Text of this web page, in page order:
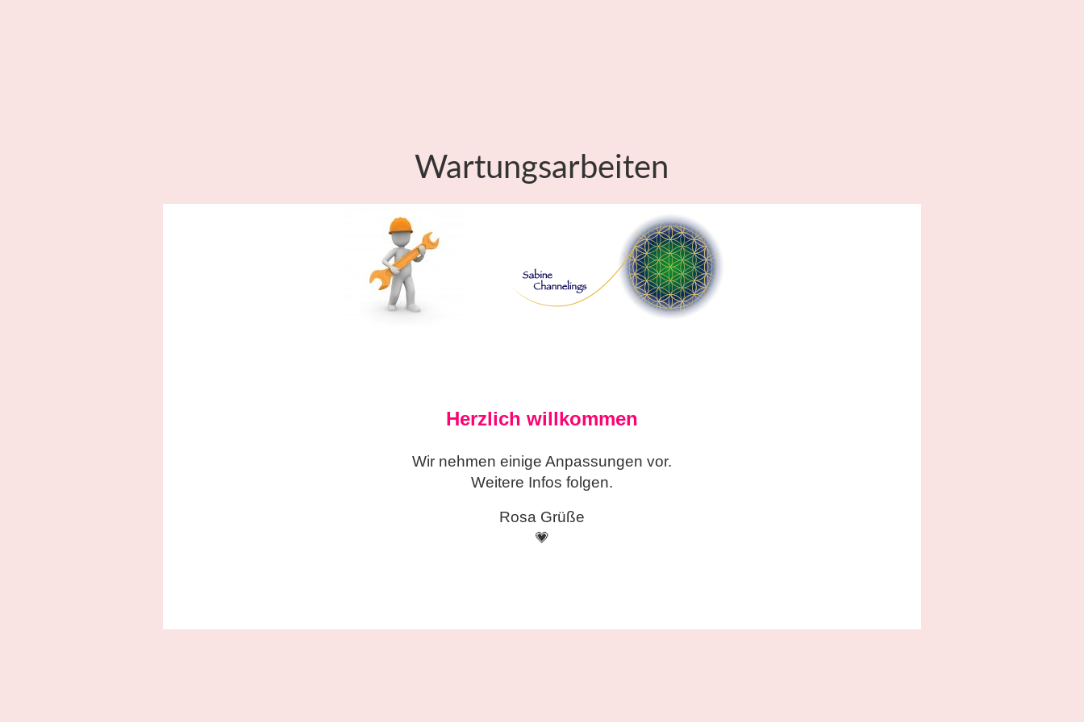
Wartungsarbeiten
Herzlich willkommen
Wir nehmen einigeAnpassungen vor.
Weitere Infos folgen.
Rosa Grüße
💗